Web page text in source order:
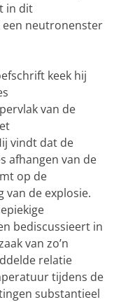
in dit
neutronenster
keek hij
van de
vindt dat de
afhangen van de
op de
de explosie.
bediscussieert in
van zo’n
relatie
tijdens de
substantieel